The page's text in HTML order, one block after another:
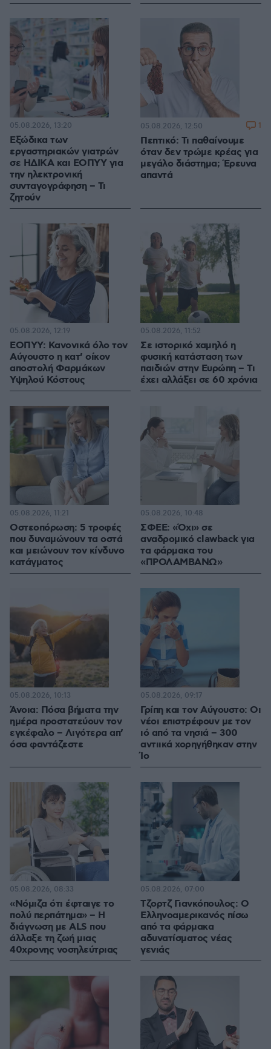
Εξώδικα των
εργαστηριακών γιατρών
σε ΗΔΙΚΑ και ΕΟΠΥΥ για
την ηλεκτρονική
συνταγογράφηση – Τι
ζητούν
05.08.2026, 13:20
Πεπτικό: Τι παθαίνουμε
όταν δεν τρώμε κρέας για
μεγάλο διάστημα; Έρευνα
απαντά
05.08.2026, 12:50 1
ΕΟΠΥΥ: Κανονικά όλο τον
Αύγουστο η κατ’ οίκον
αποστολή Φαρμάκων
Υψηλού Κόστους
05.08.2026, 12:19
Σε ιστορικό χαμηλό η
φυσική κατάσταση των
παιδιών στην Ευρώπη – Τι
έχει αλλάξει σε 60 χρόνια
05.08.2026, 11:52
Οστεοπόρωση: 5 τροφές
που δυναμώνουν τα οστά
και μειώνουν τον κίνδυνο
κατάγματος
05.08.2026, 11:21
ΣΦΕΕ: «Όχι» σε
αναδρομικό clawback για
τα φάρμακα του
«ΠΡΟΛΑΜΒΑΝΩ»
05.08.2026, 10:48
Άνοια: Πόσα βήματα την
ημέρα προστατεύουν τον
εγκέφαλο – Λιγότερα απ’
όσα φαντάζεστε
05.08.2026, 10:13
Γρίπη και τον Αύγουστο: Οι
νέοι επιστρέφουν με τον
ιό από τα νησιά – 300
αντιικά χορηγήθηκαν στην
Ίο
05.08.2026, 09:17
«Νόμιζα ότι έφταιγε το
πολύ περπάτημα» – Η
διάγνωση με ALS που
άλλαξε τη ζωή μιας
40χρονης νοσηλεύτριας
05.08.2026, 08:33
Τζορτζ Γιανκόπουλος: Ο
Ελληνοαμερικανός πίσω
από τα φάρμακα
αδυνατίσματος νέας
γενιάς
05.08.2026, 07:00